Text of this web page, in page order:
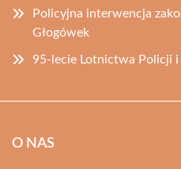
Policyjna interwencja
Głogówek
95-lecie Lotnictwa Policji i
O NAS